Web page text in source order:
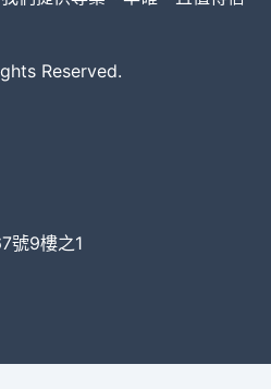
Reserved.
號9樓之1